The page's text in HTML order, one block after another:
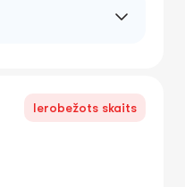
Ierobežots skaits